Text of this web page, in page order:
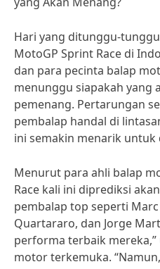
Hari yang ditunggu-
MotoGP Sprint Race di
dan para pecinta balap
menunggu siapakah yang
pemenang. Pertarungan
pembalap handal di
ini semakin menarik untuk
Menurut para ahli balap
Race kali ini diprediksi
pembalap top seperti
Quartararo, dan Jorge
performa terbaik
motor terkemuka.